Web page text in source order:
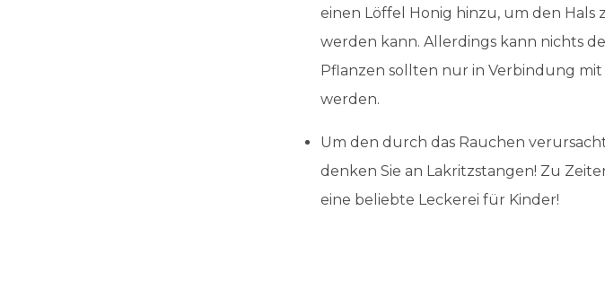
einen Löffel Honig hinzu, um den
werden kann. Allerdings kann nichts
Pflanzen sollten nur in Verbindung
werden.
Um den durch das Rauchen
denken Sie an Lakritzstangen! Zu
eine beliebte Leckerei für Kinder!